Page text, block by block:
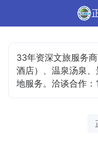
33年资深文旅服务
酒店）、温泉汤泉
地服务。洽谈合作